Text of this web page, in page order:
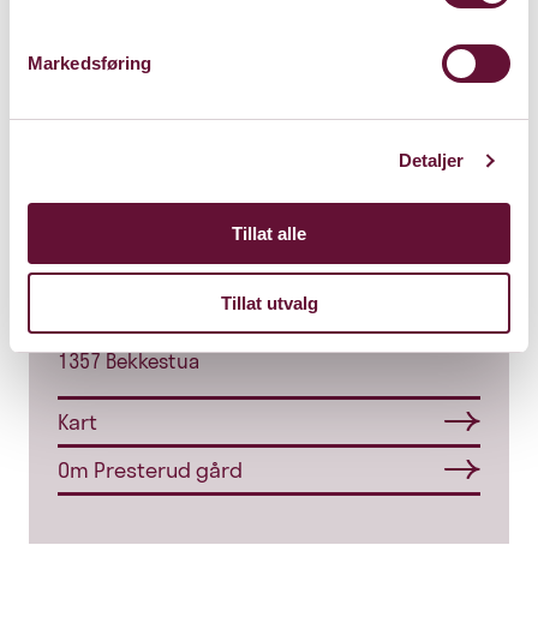
Markedsføring
Detaljer
Tillat alle
Tillat utvalg
Presterud gård
Gamle Ringeriksvei 49
1357 Bekkestua
Kart
Om Presterud gård